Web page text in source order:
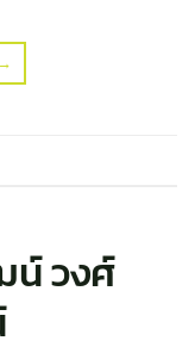
→
น์ วงศ์